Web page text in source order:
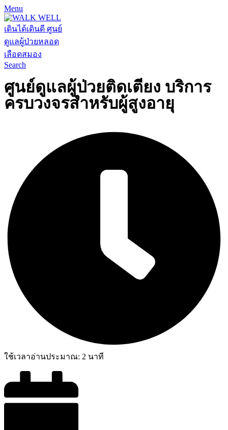
Menu
Search
ศูนย์ดูแลผู้ป่วยติดเตียง บริการ
ครบวงจรสำหรับผู้สูงอายุ
ใช้เวลาอ่านประมาณ: 2 นาที